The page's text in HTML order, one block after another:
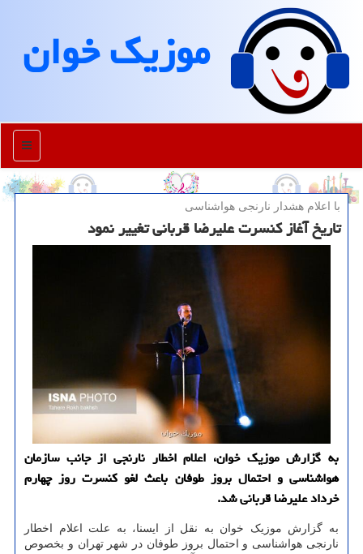
موزیك خوان
منو
با اعلام هشدار نارنجی هواشناسی
تاریخ آغاز کنسرت علیرضا قربانی تغییر نمود
به گزارش موزیک خوان، اعلام اخطار نارنجی از جانب سازمان
هواشناسی و احتمال بروز طوفان باعث لغو کنسرت روز چهارم
خرداد علیرضا قربانی شد.
به گزارش موزیک خوان به نقل از ایسنا، به علت اعلام اخطار
نارنجی هواشناسی و احتمال بروز طوفان در شهر تهران و بخصوص